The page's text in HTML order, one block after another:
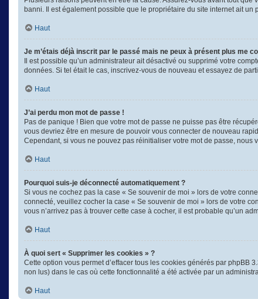
banni. Il est également possible que le propriétaire du site internet ait
Haut
Je m’étais déjà inscrit par le passé mais ne peux à présent plus me
Il est possible qu’un administrateur ait désactivé ou supprimé votre
données. Si tel était le cas, inscrivez-vous de nouveau et essayez de
Haut
J’ai perdu mon mot de passe !
Pas de panique ! Bien que votre mot de passe ne puisse pas être
vous devriez être en mesure de pouvoir vous connecter de nouveau
Cependant, si vous ne pouvez pas réinitialiser votre mot de passe, nous
Haut
Pourquoi suis-je déconnecté automatiquement ?
Si vous ne cochez pas la case « Se souvenir de moi » lors de votre
connecté, veuillez cocher la case « Se souvenir de moi » lors de votre
vous n’arrivez pas à trouver cette case à cocher, il est probable qu’un
Haut
À quoi sert « Supprimer les cookies » ?
Cette option vous permet d’effacer tous les cookies générés par phpBB
non lus) dans le cas où cette fonctionnalité a été activée par un
Haut